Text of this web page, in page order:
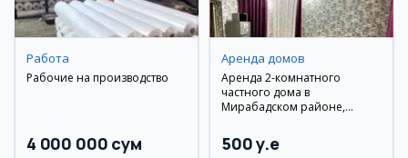
Работа
Рабочие на производство
4 000 000 сум
Аренда домов
Аренда 2-комнатного
частного дома в
Мирабадском районе,
500 y.e